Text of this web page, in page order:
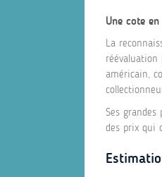
Une cote
La
réévaluation
américain,
Ses
des prix qui